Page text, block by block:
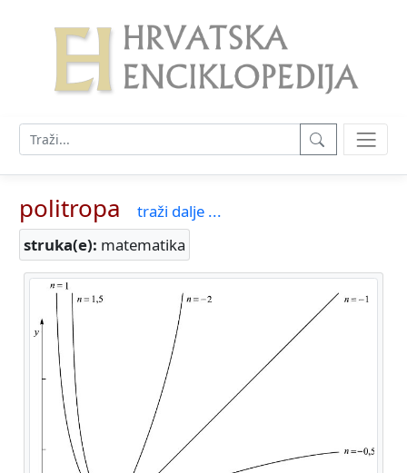
politropa
traži dalje ...
struka(e): matematika